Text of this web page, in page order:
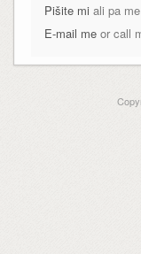
Pišite mi ali pa
E-mail meor call